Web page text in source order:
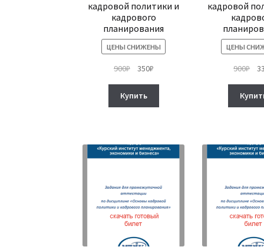
кадровой политики и
кадрового
планирования
ЦЕНЫ СНИЖЕНЫ
900₽
Первоначальная
составляла
900₽.
350₽Текущая
Купить
кадровой
ЦЕНЫ
900₽